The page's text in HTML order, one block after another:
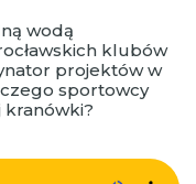
wodą
klubów
projektów w
sportowcy
kranówki?